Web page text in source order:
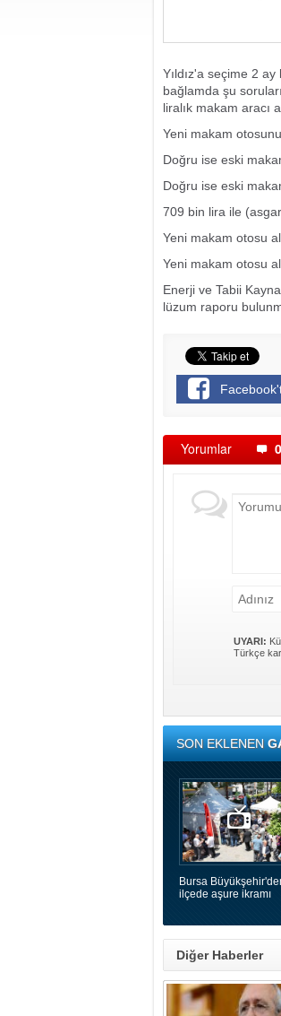
Yıldız'a seçime 2
bağlamda şu
liralık makam aracı
Yeni makam
Doğru ise eski
Doğru ise eski
709 bin lira ile
Yeni makam otosu
Yeni makam otosu
Enerji ve Tabii
lüzum raporu
Yorumlar 0
UYARI:
Türkçe
SON EKLENEN
Bursa
ilçede aşure ikramı
Diğer Haberler